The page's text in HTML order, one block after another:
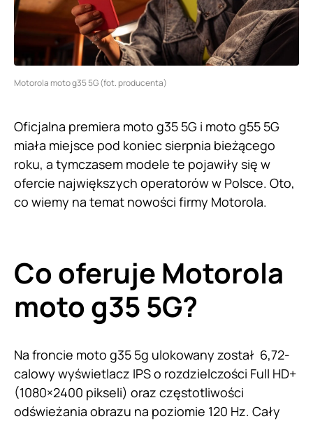
Motorola moto g35 5G (fot. producenta)
Oficjalna premiera moto g35 5G i moto g55 5G
miała miejsce pod koniec sierpnia bieżącego
roku, a tymczasem modele te pojawiły się w
ofercie największych operatorów w Polsce. Oto,
co wiemy na temat nowości firmy Motorola.
Co oferuje Motorola
moto g35 5G?
Na froncie moto g35 5g ulokowany został 6,72-
calowy wyświetlacz IPS o rozdzielczości Full HD+
(1080×2400 pikseli) oraz częstotliwości
odświeżania obrazu na poziomie 120 Hz. Cały